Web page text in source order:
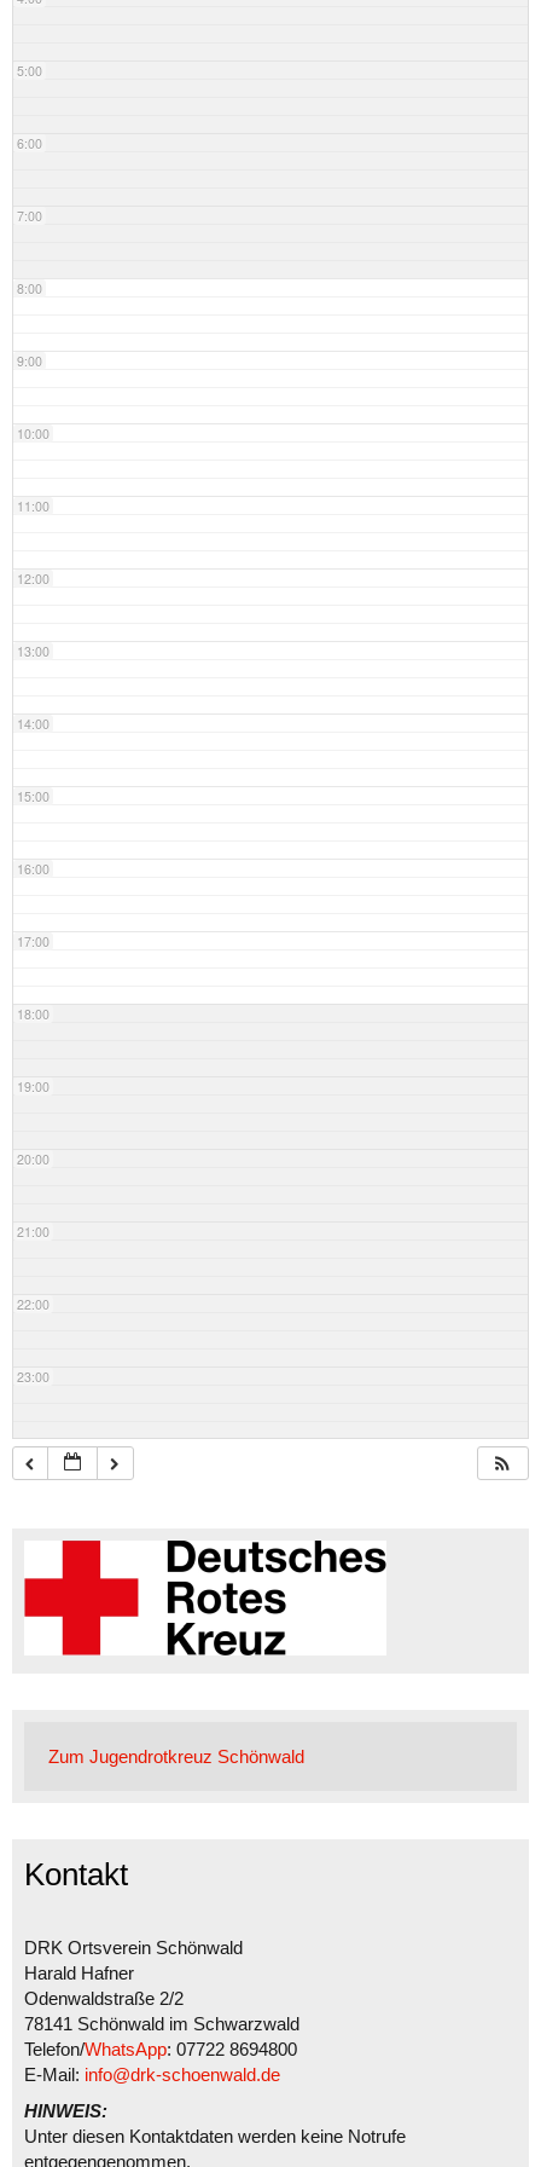
5:00
6:00
7:00
8:00
9:00
10:00
11:00
12:00
13:00
14:00
15:00
16:00
17:00
18:00
19:00
20:00
21:00
22:00
23:00
Zum Jugendrotkreuz Schönwald
Kontakt
DRK Ortsverein Schönwald
Harald Hafner
Odenwaldstraße 2/2
78141 Schönwald im Schwarzwald
Telefon/WhatsApp: 07722 8694800
E-Mail: info@drk-schoenwald.de
HINWEIS:
Unter diesen Kontaktdaten werden keine Notrufe
entgegengenommen.